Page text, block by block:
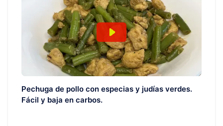
Pechuga de pollo con especias y judías verdes.
Fácil y baja en carbos.